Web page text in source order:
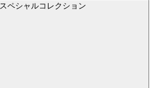
スペシャルコレクション